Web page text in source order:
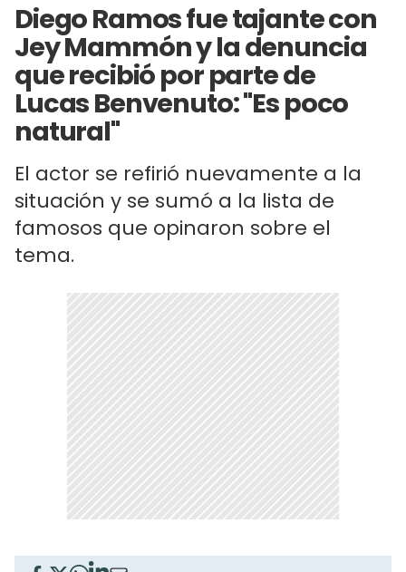
Diego Ramos fue tajante con
Jey Mammón y la denuncia
que recibió por parte de
Lucas Benvenuto: "Es poco
natural"
El actor se refirió nuevamente a la
situación y se sumó a la lista de
famosos que opinaron sobre el
tema.